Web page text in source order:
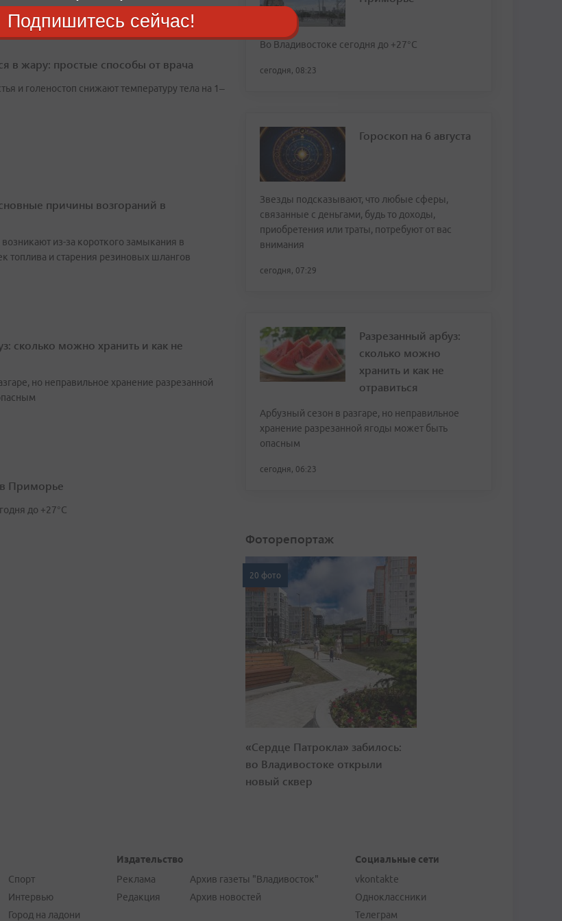
в жару: простые способы от врача
и голеностоп снижают температуру тела на 1–
причины возгораний в
из-за короткого замыкания в
топлива и старения резиновых шлангов
сколько можно хранить и как не
но неправильное хранение разрезанной
Приморье
до +27°С
Во Владивостоке сегодня до +27°С
сегодня, 08:23
Гороскоп на 6 августа
Звезды подсказывают, что любые сферы,
связанные с деньгами, будь то доходы,
приобретения или траты, потребуют от вас
внимания
сегодня, 07:29
Разрезанный арбуз:
сколько можно
хранить и как не
отравиться
Арбузный сезон в разгаре, но неправильное
хранение разрезанной ягоды может быть
опасным
сегодня, 06:23
Фоторепортаж
20 фото
«Сердце Патрокла» забилось:
во Владивостоке открыли
новый сквер
Спорт
Интервью
Город на ладони
Издательство
Реклама
Редакция
Архив газеты "Владивосток"
Архив новостей
Социальные сети
vkontakte
Одноклассники
Телеграм
Подпишитесь сейчас!